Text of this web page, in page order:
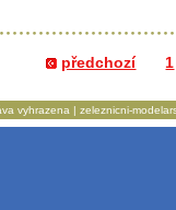
předchozí 1
vyhrazena | zeleznicni-